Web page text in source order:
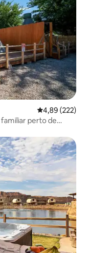
4,89 de uma
4,89 (222)
perto de